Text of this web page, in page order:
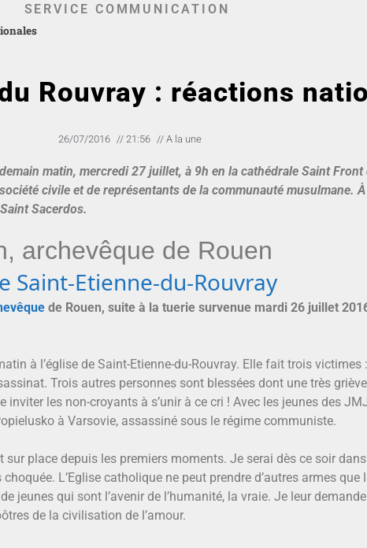
SERVICE COMMUNICATION
Rouvray : réactions
26/07/2016 // 21:56 // A la une
matin, mercredi 27 juillet, à 9h en la cathédrale Saint Front
civile et de représentants de la communauté musulmane.
Sacerdos.
archevêque de Rouen
Saint-Etienne-du-Rouvray
de Rouen, suite à la tuerie survenue mardi 26 juillet
à l’église de Saint-Etienne-du-Rouvray. Elle fait trois victimes
Trois autres personnes sont blessées dont une très
inviter les non-croyants à s’unir à ce cri ! Avec les jeunes des
à Varsovie, assassiné sous le régime communiste.
sur place depuis les premiers moments. Je serai dès ce soir
L’Eglise catholique ne peut prendre d’autres armes que
jeunes qui sont l’avenir de l’humanité, la vraie. Je leur
de la civilisation de l’amour.